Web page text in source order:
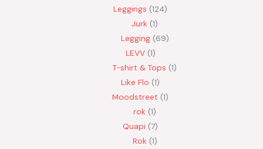
Leggings 124
Jurk 1
Legging 69
LEVV 1
T-shirt & Tops 1
Like Flo 1
Moodstreet 1
rok 1
Quapi 7
Rok 1